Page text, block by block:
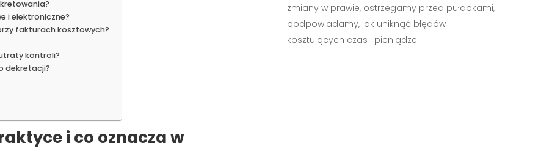
i elektroniczne?
fakturach kosztowych?
kontroli?
dekretacji?
i co oznacza w
zmiany w prawie, ostrzegamy przed pułapkami,
podpowiadamy, jak uniknąć błędów
kosztujących czas i pieniądze.